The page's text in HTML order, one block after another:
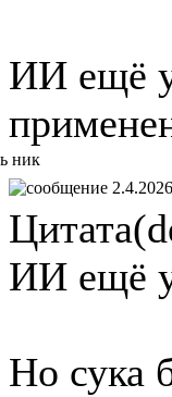
ИИ ещё
ИИ ещё
Но сука